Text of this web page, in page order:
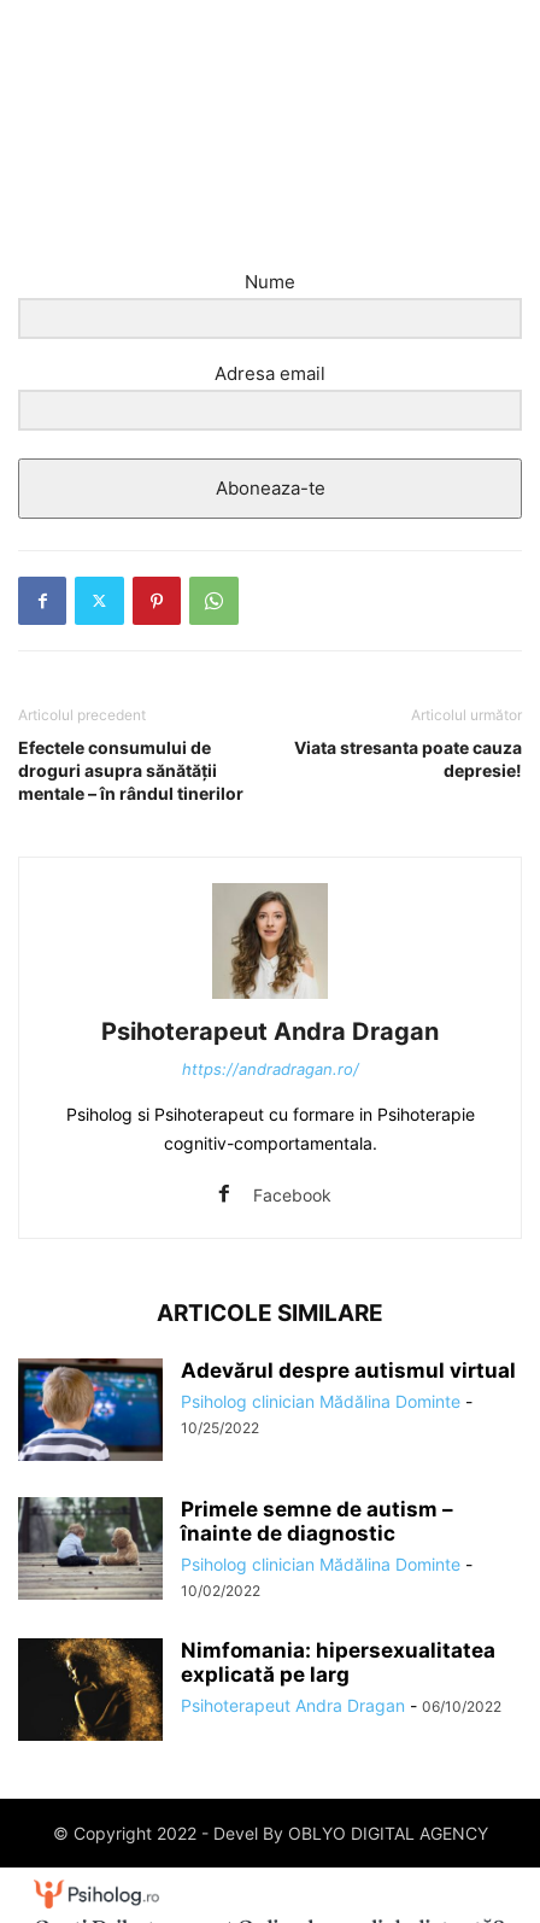
Nume
Adresa email
Aboneaza-te
Articolul precedent
Efectele consumului de
droguri asupra sănătății
mentale – în rândul tinerilor
Articolul următor
Viata stresanta poate cauza
depresie!
Psihoterapeut Andra Dragan
https://andradragan.ro/
Psiholog si Psihoterapeut cu formare in Psihoterapie
cognitiv-comportamentala.
Facebook
ARTICOLE SIMILARE
Adevărul despre autismul virtual
Psiholog clinician Mădălina Dominte -
10/25/2022
Primele semne de autism –
înainte de diagnostic
Psiholog clinician Mădălina Dominte -
10/02/2022
Nimfomania: hipersexualitatea
explicată pe larg
Psihoterapeut Andra Dragan - 06/10/2022
© Copyright 2022 - Devel By OBLYO DIGITAL AGENCY